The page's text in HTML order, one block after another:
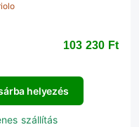
103 230 Ft‎
helyezés
szállítás